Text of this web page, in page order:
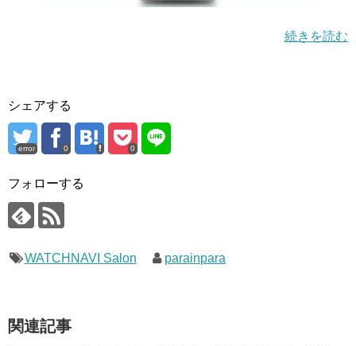
続きを読む
シェアする
error 0 0
フォローする
WATCHNAVI Salon parainpara
関連記事